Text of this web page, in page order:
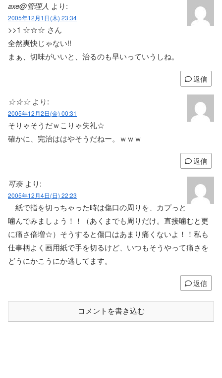
axe@管理人 より:
2005年12月1日(木) 23:34
>>1 ☆☆☆ さん
全然爽快じゃない!!
まぁ、切味がいいと、治るのも早いっていうしね。
返信
☆☆☆ より:
2005年12月2日(金) 00:31
そりゃそうだｗこりゃ失礼☆
確かに、完治ははやそうだねー。ｗｗｗ
返信
可奈 より:
2005年12月4日(日) 22:23
紙で指を切っちゃった時は傷口の周りを、カプっと
噛んでみましょう！！（あくまでも周りだけ。直接噛むと更
に痛さ倍増☆）そうすると傷口はあまり痛くないよ！！私も
仕事柄よく画用紙で手を切るけど、いつもそうやって痛さを
どうにかこうにか逃してます。
返信
コメントを書き込む